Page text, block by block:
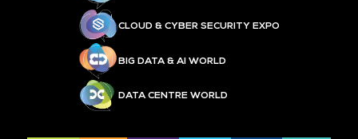
CLOUD & CYBER SECURITY EXPO
BIG DATA & AI WORLD
DATA CENTRE WORLD